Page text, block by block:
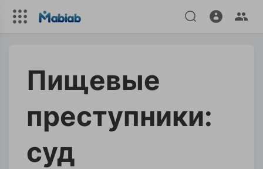
Пищевые
преступники:
суд